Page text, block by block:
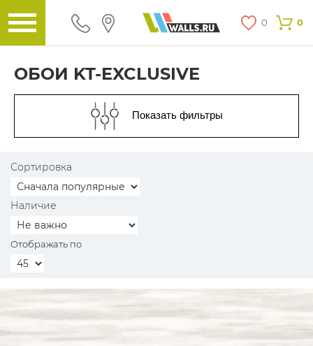
0 0
ОБОИ KT-EXCLUSIVE
Показать фильтры
Сортировка
Наличие
Отображать по